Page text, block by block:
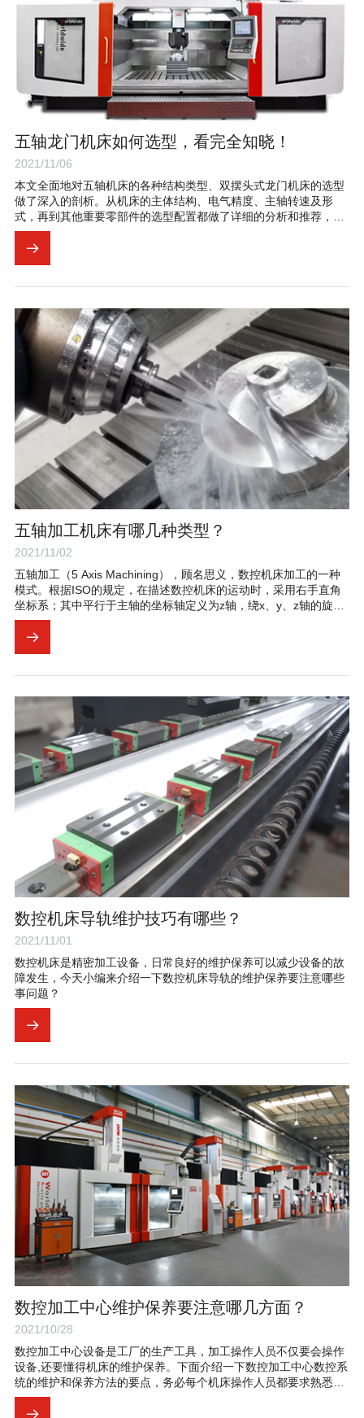
五轴龙门机床如何选型，看完全知晓！
2021/11/06
本文全面地对五轴机床的各种结构类型、双摆头式龙门机床的选型
做了深入的剖析。从机床的主体结构、电气精度、主轴转速及形
式，再到其他重要零部件的选型配置都做了详细的分析和推荐，能
够为您在选购五轴加工机床的过程中提供正确的方向和重要的参
考！
五轴加工机床有哪几种类型？
2021/11/02
五轴加工（5 Axis Machining），顾名思义，数控机床加工的一种
模式。根据ISO的规定，在描述数控机床的运动时，采用右手直角
坐标系；其中平行于主轴的坐标轴定义为z轴，绕x、y、z轴的旋转
坐标分别为A、B、C。五轴加工机床有哪些类型呢，本文就来系统
的介绍一下。
数控机床导轨维护技巧有哪些？
2021/11/01
数控机床是精密加工设备，日常良好的维护保养可以减少设备的故
障发生，今天小编来介绍一下数控机床导轨的维护保养要注意哪些
事问题？
数控加工中心维护保养要注意哪几方面？
2021/10/28
数控加工中心设备是工厂的生产工具，加工操作人员不仅要会操作
设备,还要懂得机床的维护保养。下面介绍一下数控加工中心数控系
统的维护和保养方法的要点，务必每个机床操作人员都要求熟悉和
掌握。